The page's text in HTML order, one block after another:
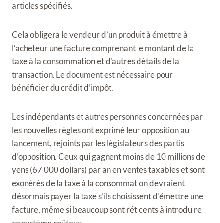
articles spécifiés.
Cela obligera le vendeur d’un produit à émettre à
l’acheteur une facture comprenant le montant de la
taxe à la consommation et d’autres détails de la
transaction. Le document est nécessaire pour
bénéficier du crédit d’impôt.
Les indépendants et autres personnes concernées par
les nouvelles règles ont exprimé leur opposition au
lancement, rejoints par les législateurs des partis
d’opposition. Ceux qui gagnent moins de 10 millions de
yens (67 000 dollars) par an en ventes taxables et sont
exonérés de la taxe à la consommation devraient
désormais payer la taxe s’ils choisissent d’émettre une
facture, même si beaucoup sont réticents à introduire